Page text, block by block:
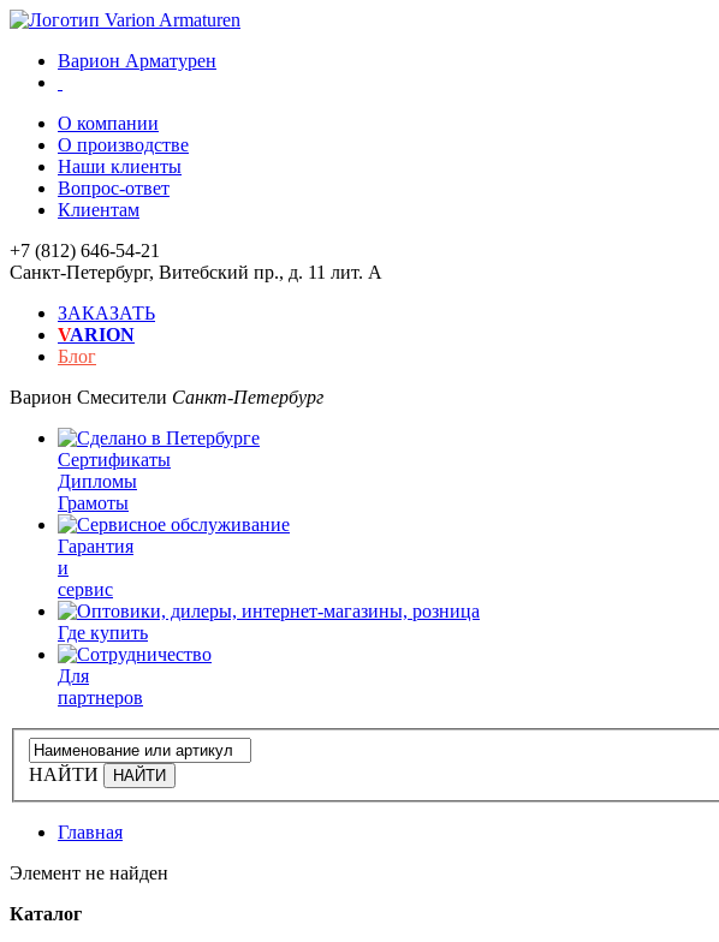
Варион Арматурен
О компании
О производстве
Наши клиенты
Вопрос-ответ
Клиентам
+7 (812) 646-54-21
Санкт-Петербург, Витебский пр., д. 11 лит. А
ЗАКАЗАТЬ
VARION
Блог
Варион Смесители Санкт-Петербург
Сертификаты
Дипломы
Грамоты
Гарантия
и
сервис
Где купить
Для
партнеров
НАЙТИ
Главная
Элемент не найден
Каталог